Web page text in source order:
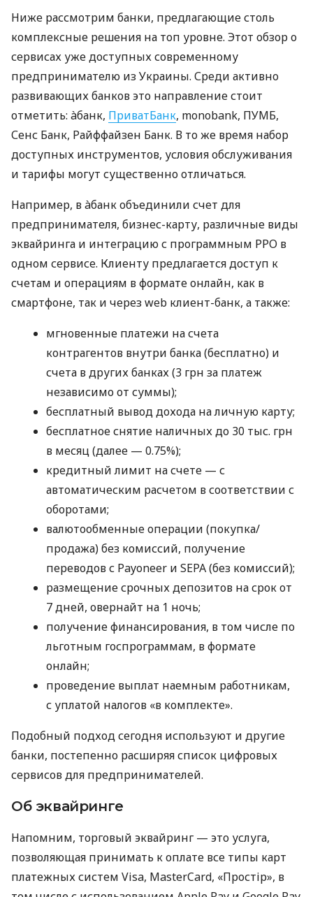
Ниже рассмотрим банки, предлагающие столь
комплексные решения на топ уровне. Этот обзор о
сервисах уже доступных современному
предпринимателю из Украины. Среди активно
развивающих банков это направление стоит
отметить: àбанк, ПриватБанк, monobank, ПУМБ,
Сенс Банк, Райффайзен Банк. В то же время набор
доступных инструментов, условия обслуживания
и тарифы могут существенно отличаться.
Например, в àбанк объединили счет для
предпринимателя, бизнес-карту, различные виды
эквайринга и интеграцию с программным РРО в
одном сервисе. Клиенту предлагается доступ к
счетам и операциям в формате онлайн, как в
смартфоне, так и через web клиент-банк, а также:
мгновенные платежи на счета
контрагентов внутри банка (бесплатно) и
счета в других банках (3 грн за платеж
независимо от суммы);
бесплатный вывод дохода на личную карту;
бесплатное снятие наличных до 30 тыс. грн
в месяц (далее — 0.75%);
кредитный лимит на счете — с
автоматическим расчетом в соответствии с
оборотами;
валютообменные операции (покупка/
продажа) без комиссий, получение
переводов с Payoneer и SEPA (без комиссий);
размещение срочных депозитов на срок от
7 дней, овернайт на 1 ночь;
получение финансирования, в том числе по
льготным госпрограммам, в формате
онлайн;
проведение выплат наемным работникам,
с уплатой налогов «в комплекте».
Подобный подход сегодня используют и другие
банки, постепенно расширяя список цифровых
сервисов для предпринимателей.
Об эквайринге
Напомним, торговый эквайринг — это услуга,
позволяющая принимать к оплате все типы карт
платежных систем Visa, MasterCard, «Простір», в